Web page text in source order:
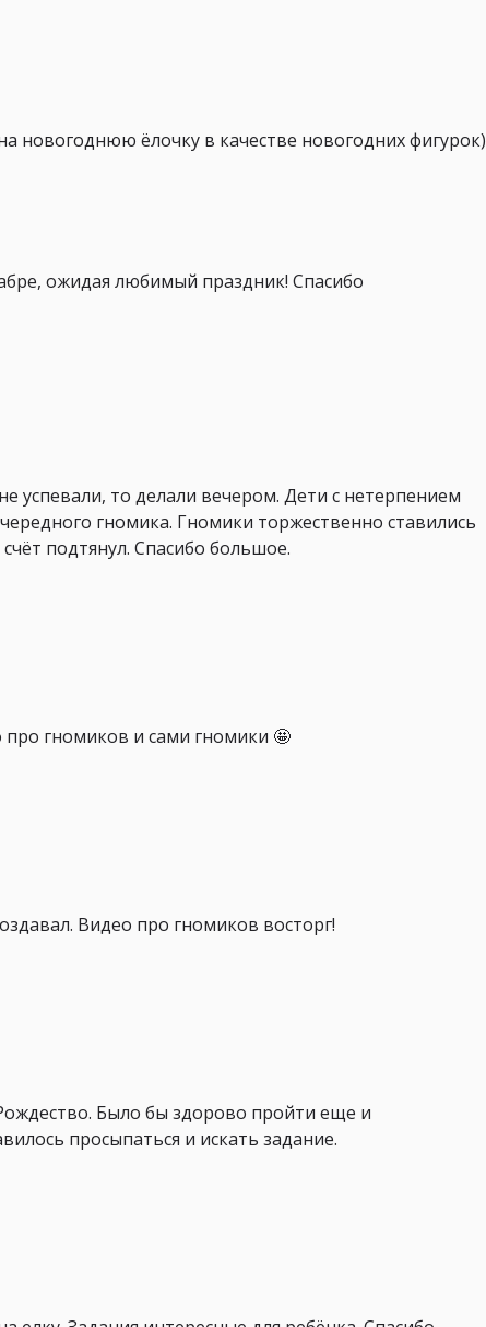
ёлочку в качестве новогодних фигурок)
ожидая любимый праздник! Спасибо
успевали, то делали вечером. Дети с нетерпением
гномика. Гномики торжественно ставились
подтянул. Спасибо большое.
гномиков и сами гномики 🤩
Видео про гномиков восторг!
Было бы здорово пройти еще и
просыпаться и искать задание.